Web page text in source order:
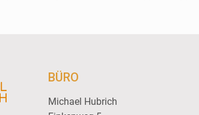
BÜRO
Michael Hubrich